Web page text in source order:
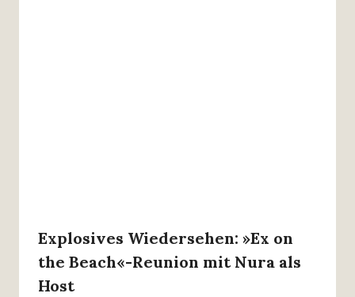
Explosives Wiedersehen: »Ex on
the Beach«-Reunion mit Nura als
Host